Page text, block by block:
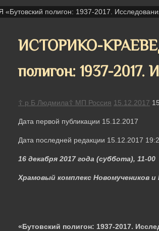
полигон: 1937-2017.
ИСТОРИКО-
полигон: 1937-2017.
☦ р Б Людмила☦ МП Россия 15.12.2017
Дата первой публикации 15.12.2017
Дата последней редакции 15.12.2017
16 декабря 2017 года (суббота), 11-00
Храмовый комплекс Новомучеников
«Бутовский полигон: 1937-2017.